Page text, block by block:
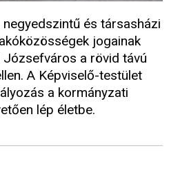
és társasházi
jogainak
a rövid távú
A Képviselő-testület
a kormányzati
lép életbe.